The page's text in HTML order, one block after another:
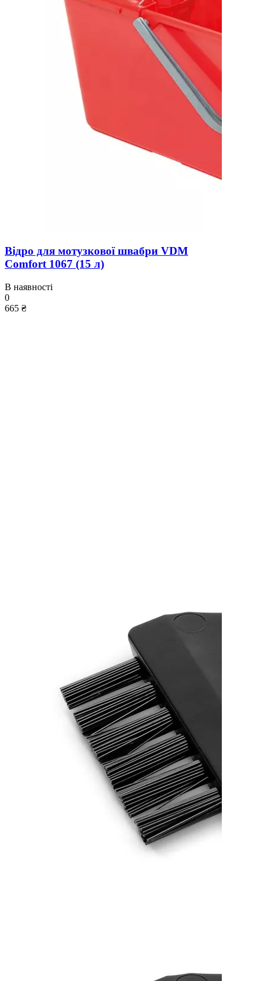
Відро для мотузкової швабри VDM
Comfort 1067 (15 л)
В наявності
0
665 ₴